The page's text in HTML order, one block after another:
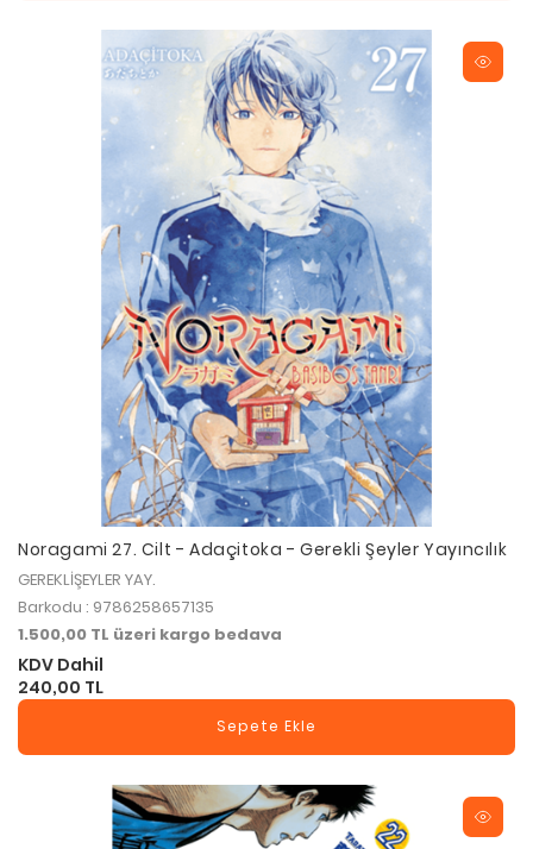
Noragami 27. Cilt - Adaçitoka - Gerekli Şeyler Yayıncılık
GEREKLİŞEYLER YAY.
Barkodu : 9786258657135
1.500,00 TL üzeri kargo bedava
KDV Dahil
240,00 TL
Sepete Ekle